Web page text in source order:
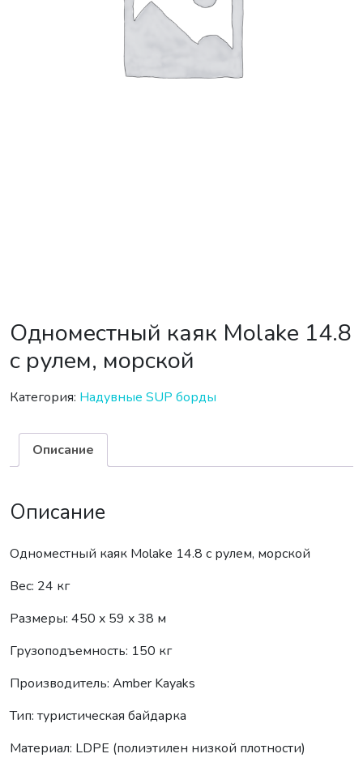
Одноместный каяк Molake 14.8
с рулем, морской
Категория: Надувные SUP борды
Описание
Описание
Одноместный каяк Molake 14.8 с рулем, морской
Вес: 24 кг
Размеры: 450 x 59 x 38 м
Грузоподъемность: 150 кг
Производитель: Amber Kayaks
Тип: туристическая байдарка
Материал: LDPE (полиэтилен низкой плотности)